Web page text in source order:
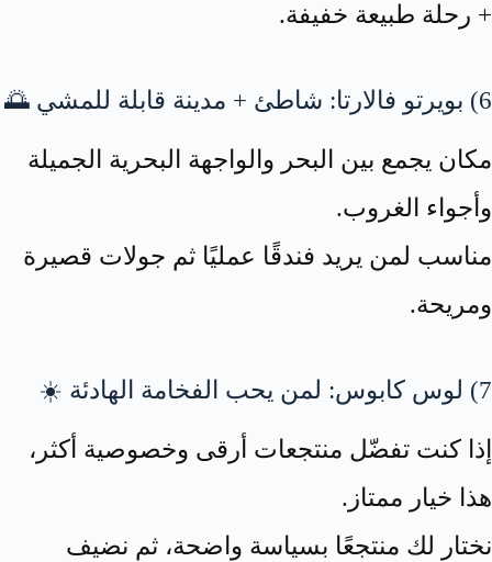
+ رحلة طبيعة خفيفة.
6) بويرتو فالارتا: شاطئ + مدينة قابلة للمشي 🌅
مكان يجمع بين البحر والواجهة البحرية الجميلة
وأجواء الغروب.
مناسب لمن يريد فندقًا عمليًا ثم جولات قصيرة
ومريحة.
7) لوس كابوس: لمن يحب الفخامة الهادئة ☀️
إذا كنت تفضّل منتجعات أرقى وخصوصية أكثر،
هذا خيار ممتاز.
نختار لك منتجعًا بسياسة واضحة، ثم نضيف